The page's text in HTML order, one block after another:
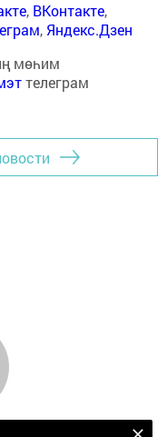
, ВКонтакте,
, Яндекс.Дзен
мөһим
телеграм